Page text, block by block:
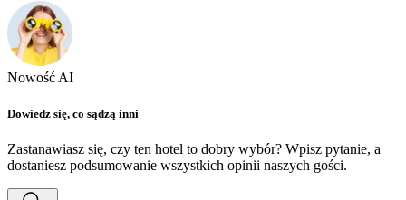
Nowość AI
Dowiedz się, co sądzą inni
Zastanawiasz się, czy ten hotel to dobry wybór? Wpisz pytanie, a
dostaniesz podsumowanie wszystkich opinii naszych gości.